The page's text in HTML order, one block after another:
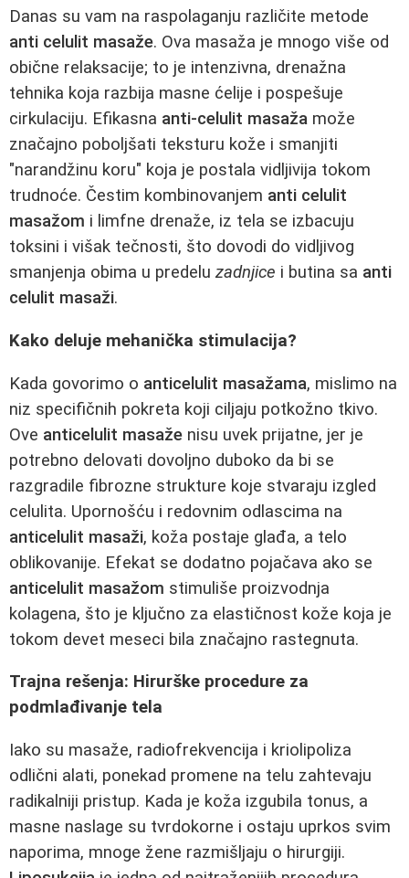
Danas su vam na raspolaganju različite metode
anti celulit masaže. Ova masaža je mnogo više od
obične relaksacije; to je intenzivna, drenažna
tehnika koja razbija masne ćelije i pospešuje
cirkulaciju. Efikasna anti-celulit masaža može
značajno poboljšati teksturu kože i smanjiti
"narandžinu koru" koja je postala vidljivija tokom
trudnoće. Čestim kombinovanjem anti celulit
masažom i limfne drenaže, iz tela se izbacuju
toksini i višak tečnosti, što dovodi do vidljivog
smanjenja obima u predelu zadnjice i butina sa anti
celulit masaži.
Kako deluje mehanička stimulacija?
Kada govorimo o anticelulit masažama, mislimo na
niz specifičnih pokreta koji ciljaju potkožno tkivo.
Ove anticelulit masaže nisu uvek prijatne, jer je
potrebno delovati dovoljno duboko da bi se
razgradile fibrozne strukture koje stvaraju izgled
celulita. Upornošću i redovnim odlascima na
anticelulit masaži, koža postaje glađa, a telo
oblikovanije. Efekat se dodatno pojačava ako se
anticelulit masažom stimuliše proizvodnja
kolagena, što je ključno za elastičnost kože koja je
tokom devet meseci bila značajno rastegnuta.
Trajna rešenja: Hirurške procedure za
podmlađivanje tela
Iako su masaže, radiofrekvencija i kriolipoliza
odlični alati, ponekad promene na telu zahtevaju
radikalniji pristup. Kada je koža izgubila tonus, a
masne naslage su tvrdokorne i ostaju uprkos svim
naporima, mnoge žene razmišljaju o hirurgiji.